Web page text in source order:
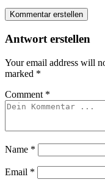
Kommentar erstellen
Antwort erstellen
Your email address will
marked *
Comment *
Name *
Email *